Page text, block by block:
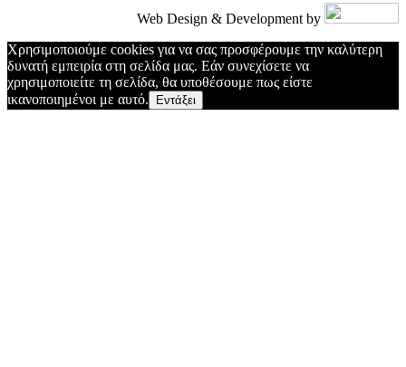
Web Design & Development by
Χρησιμοποιούμε cookies για να σας προσφέρουμε την καλύτερη
δυνατή εμπειρία στη σελίδα μας. Εάν συνεχίσετε να
χρησιμοποιείτε τη σελίδα, θα υποθέσουμε πως είστε
ικανοποιημένοι με αυτό.
Εντάξει